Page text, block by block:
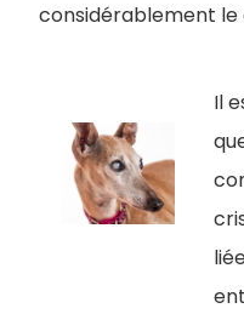
considérablement le
Il